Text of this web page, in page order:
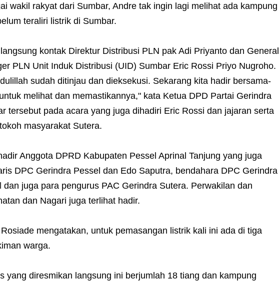
wakil rakyat dari Sumbar, Andre tak ingin lagi melihat ada kampung
teraliri listrik di Sumbar.
kontak Direktur Distribusi PLN pak Adi Priyanto dan General
PLN Unit Induk Distribusi (UID) Sumbar Eric Rossi Priyo Nugroho.
sudah ditinjau dan dieksekusi. Sekarang kita hadir bersama-
melihat dan memastikannya," kata Ketua DPD Partai Gerindra
tersebut pada acara yang juga dihadiri Eric Rossi dan jajaran serta
masyarakat Sutera.
Anggota DPRD Kabupaten Pessel Aprinal Tanjung yang juga
DPC Gerindra Pessel dan Edo Saputra, bendahara DPC Gerindra
dan juga para pengurus PAC Gerindra Sutera. Perwakilan dan
dan Nagari juga terlihat hadir.
mengatakan, untuk pemasangan listrik kali ini ada di tiga
warga.
yang diresmikan langsung ini berjumlah 18 tiang dan kampung